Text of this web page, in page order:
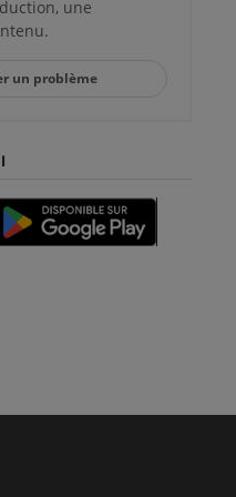
une
un problème